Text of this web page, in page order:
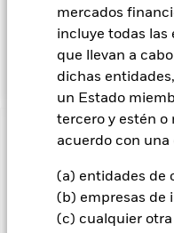
mercados
incluye todas las
que llevan a
dichas
un Estado
tercero y estén o
acuerdo con una
(a) entidades de
(b) empresas de
(c) cualquier
denominados en euros
años. La duración media
exposición a las divisas
INFORMACIÓN
subir o bajar, y no están
inversores no recuperen
Todas las clases de